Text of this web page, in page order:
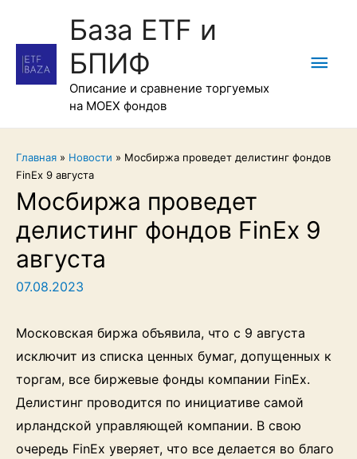
База ETF и
БПИФ
Описание и сравнение торгуемых
на MOEX фондов
Главная » Новости » Мосбиржа проведет делистинг фондов
FinEx 9 августа
Мосбиржа проведет
делистинг фондов FinEx 9
августа
07.08.2023
Московская биржа объявила, что с 9 августа
исключит из списка ценных бумаг, допущенных к
торгам, все биржевые фонды компании FinEx.
Делистинг проводится по инициативе самой
ирландской управляющей компании. В свою
очередь FinEx уверяет, что все делается во благо